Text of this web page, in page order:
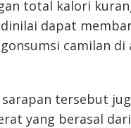
total kalori
dapat
camilan di
tersebut
yang berasal